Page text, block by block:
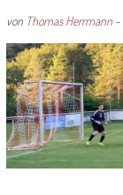
von Thomas Herrmann-